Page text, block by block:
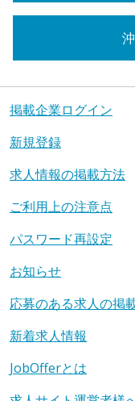
掲載企業ログイン
新規登録
求人情報の掲載方法
ご利用上の注意点
パスワード再設定
お知らせ
応募のある求人の掲
新着求人情報
JobOfferとは